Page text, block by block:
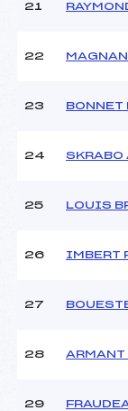
21
22
23
24 SKRABO
25 LOUIS
26 IMBERT
27
28
29